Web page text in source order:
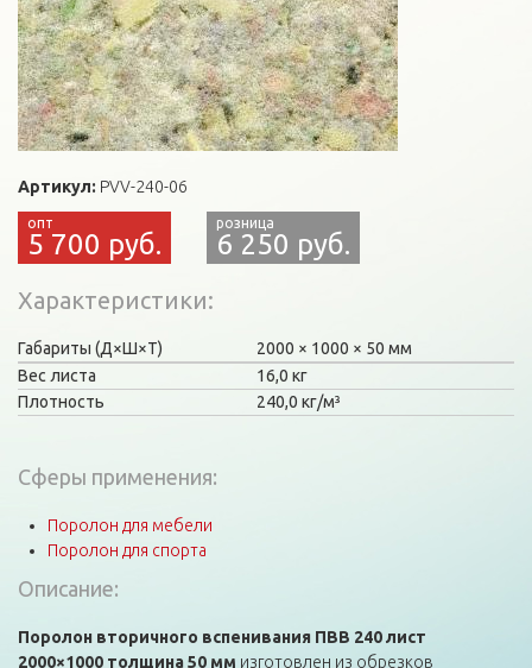
Артикул: PVV-240-06
5 700 руб. 6 250 руб.
Характеристики
Габариты (Д×Ш×Т) 2000 1000
50 мм
Вес листа
16,0 кг
Плотность
240,0 кг/м³
Сферы применения:
Поролон для мебели
Поролон для спорта
Описание:
Поролон вторичного вспенивания ПВВ 240 лист
2000×1000 толщина 50 мм изготовлен из обрезков